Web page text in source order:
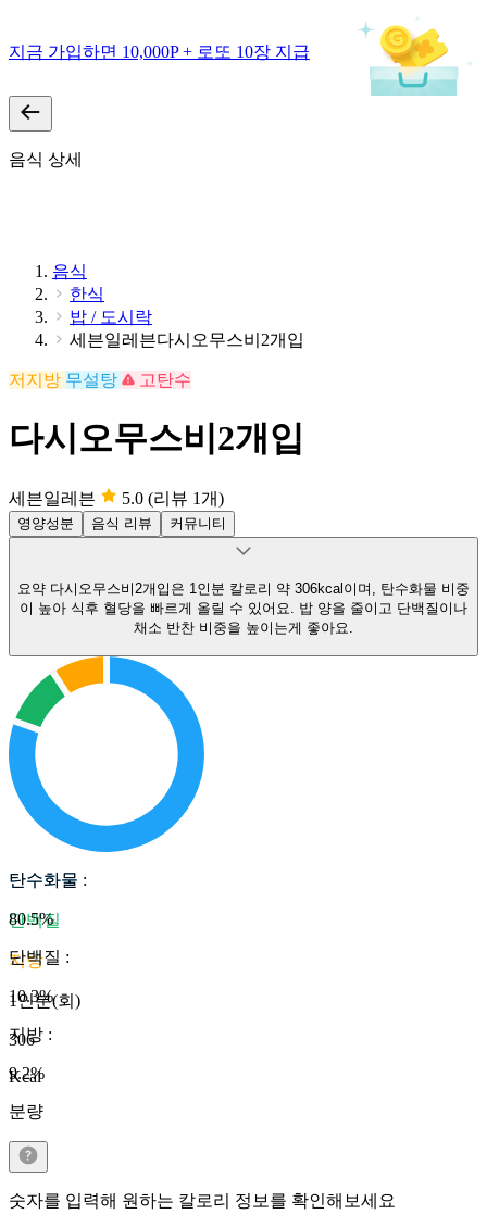
지금 가입하면 10,000P + 로또 10장 지급
음식 상세
음식
한식
밥 / 도시락
세븐일레븐다시오무스비2개입
저지방 무설탕 고탄수
다시오무스비2개입
세븐일레븐 5.0 (리뷰 1개)
영양성분 음식 리뷰 커뮤니티
요약 다시오무스비2개입은 1인분 칼로리 약 306kcal이며, 탄수화물 비중
이 높아 식후 혈당을 빠르게 올릴 수 있어요. 밥 양을 줄이고 단백질이나
채소 반찬 비중을 높이는게 좋아요.
탄수화물
단백질
지방
1인분(회)
306
Kcal
탄수화물 :
80.5%
단백질 :
10.3%
지방 :
9.2%
분량
숫자를 입력해 원하는 칼로리 정보를 확인해보세요